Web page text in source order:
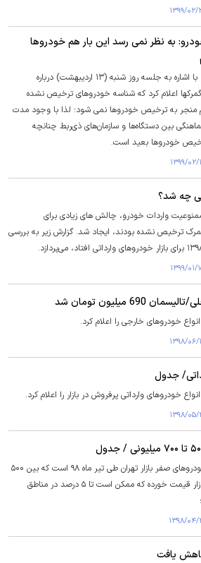
به نظر نمی رسد این بار هم خودروها
دبیر انجمن واردکنندگان خودرو، با اشاره به جلسه روز شنبه (۱۳ اردیبهشت) درباره
اعلام کرد که شناسه خودروهای ترخیص نشده
منجر به ترخیص خودروها نمی شود؛ لذا با وجود مدت
بین دستگاه‌ها و سازمان‌های ذی‌ربط چنانچه
خودروها بعید است.
چه شد؟
واردات خودرو، چالش های زیادی برای
ترخیص نشده بودند، ایجاد شد. گزارش زیر به بررسی
میلیون تومان شد
خودروهای خارجی را اعلام کرد.
جدول
خودروهای وارداتی پرفروش در بازار را اعلام کرد.
آنچه در زیر می‌آید قیمت روز خودروهای صفر بازار تهران طی تیر ماه ۹۸ است که بین ۵۰۰
تا ۷۰۰ میلیون تومان در سطح بازار قیمت خورده که ممکن است تا ۵ درصد در مناطق
یافت